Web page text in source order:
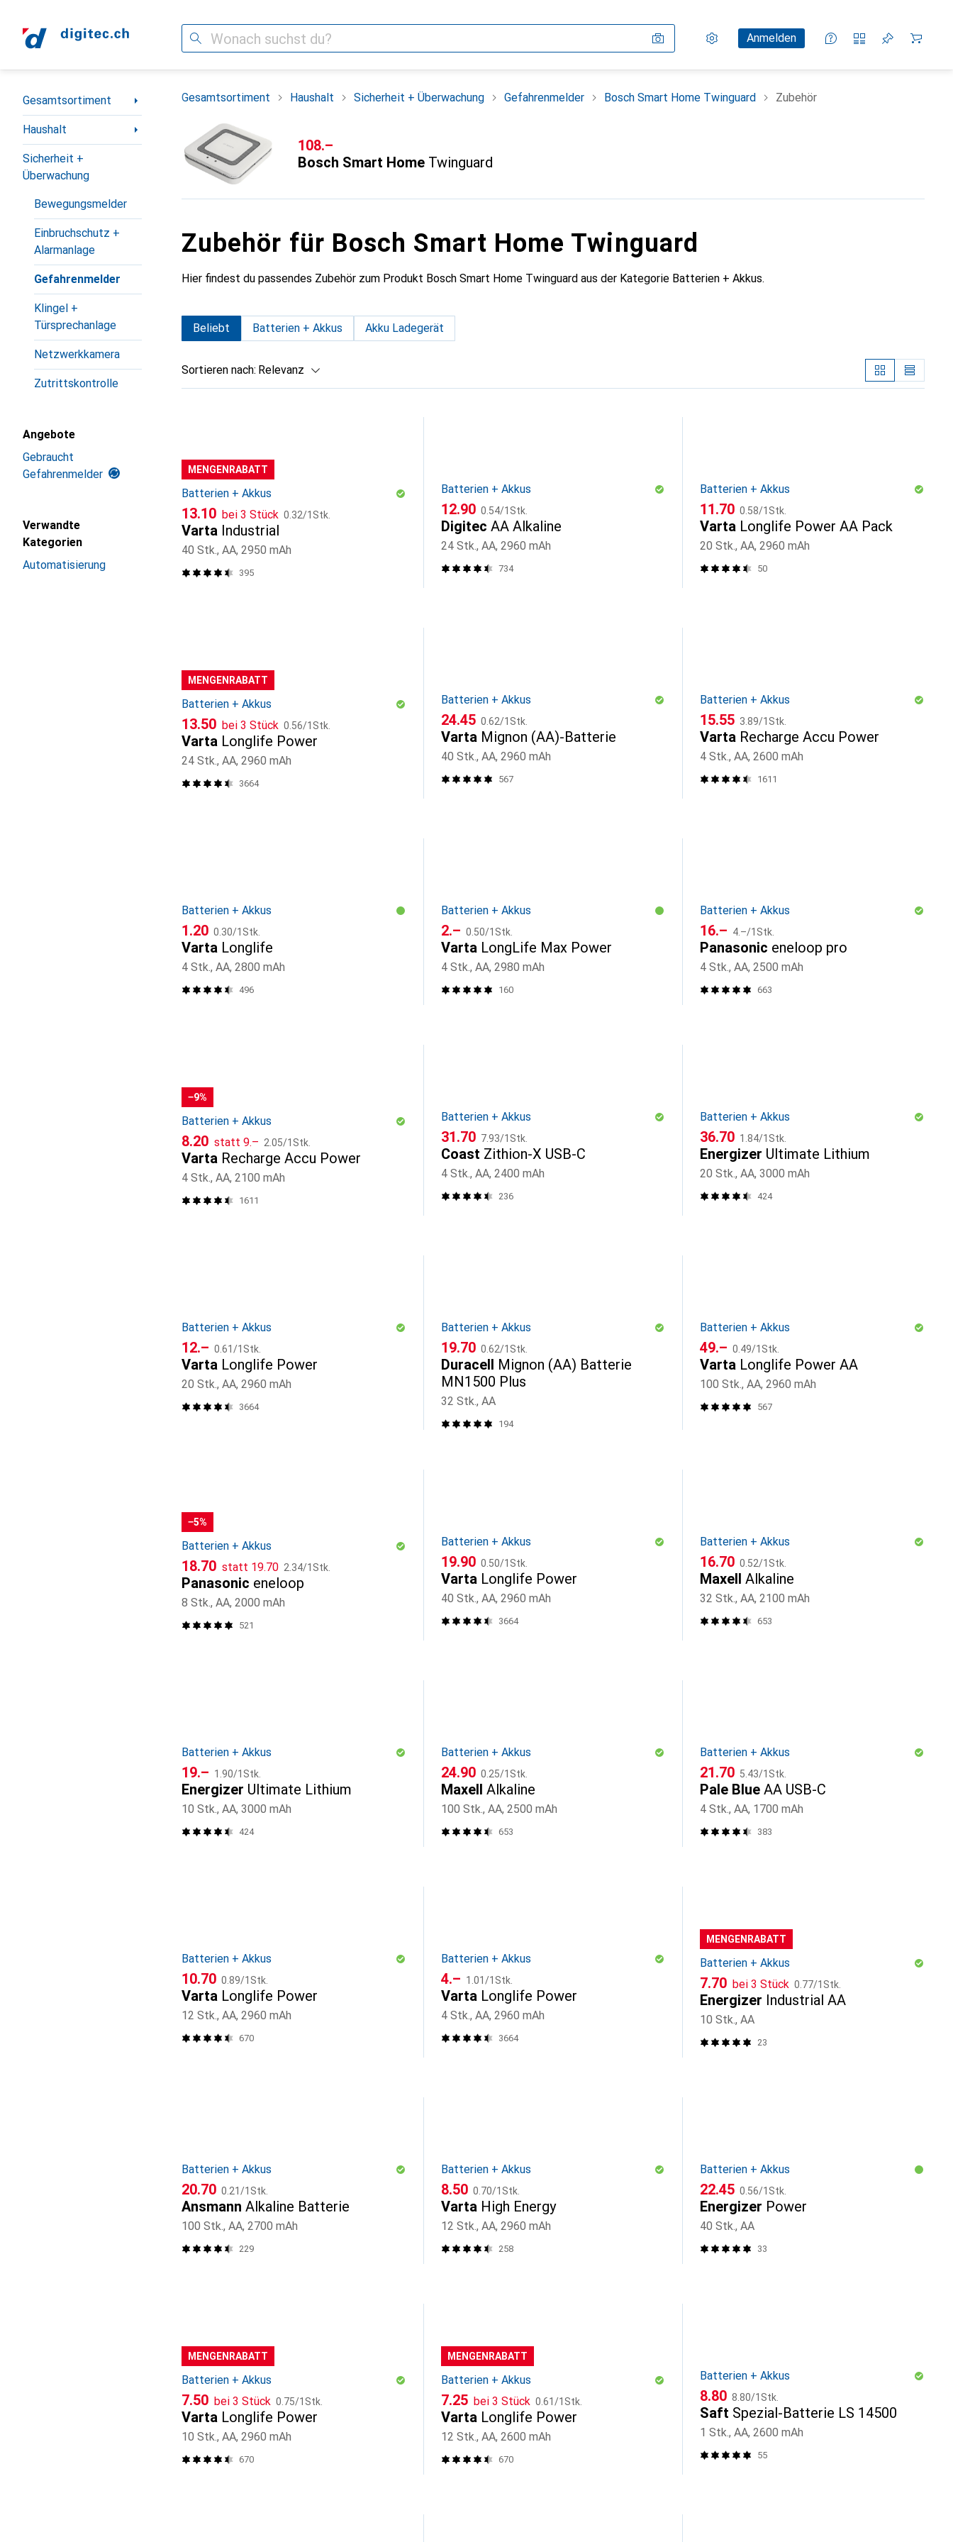
Suche Einstellungen
KundenkontoAnmelden
Vergleichslisten
Merklisten
Warenkorb
Navigation nach Kategorien
Gesamtsortiment
Haushalt
Sicherheit +
Überwachung
Bewegungsmelder
Einbruchschutz +
Alarmanlage
Gefahrenmelder
Klingel +
Türsprechanlage
Netzwerkkamera
Zutrittskontrolle
Angebote
Gebraucht
Gefahrenmelder
Verwandte
Kategorien
Automatisierung
Gesamtsortiment Haushalt Sicherheit + Überwachung Gefahrenmelder Bosch Smart Home Twinguard Zubehör
CHF
108.–
Bosch Smart Home Twinguard
Zubehör für Bosch Smart Home Twinguard
Hier findest du passendes Zubehör zum Produkt Bosch Smart Home Twinguard aus der Kategorie Batterien + Akkus.
Beliebt Batterien + Akkus Akku Ladegerät
Sortieren nach: Relevanz
MENGENRABATT
Batterien + Akkus
CHF
13.10 bei 3 Stück CHF
0.32/1Stk.
Varta Industrial
40 Stk., AA, 2950 mAh
395
Batterien + Akkus
CHF
12.90 CHF
0.54/1Stk.
Digitec AA Alkaline
24 Stk., AA, 2960 mAh
734
Batterien + Akkus
CHF
11.70 CHF
0.58/1Stk.
Varta Longlife Power AA Pack
20 Stk., AA, 2960 mAh
50
MENGENRABATT
Batterien + Akkus
CHF
13.50 bei 3 Stück CHF
0.56/1Stk.
Varta Longlife Power
24 Stk., AA, 2960 mAh
3664
Batterien + Akkus
CHF
24.45 CHF
0.62/1Stk.
Varta Mignon (AA)-Batterie
40 Stk., AA, 2960 mAh
567
Batterien + Akkus
CHF
15.55 CHF
3.89/1Stk.
Varta Recharge Accu Power
4 Stk., AA, 2600 mAh
1611
Batterien + Akkus
CHF
1.20 CHF
0.30/1Stk.
Varta Longlife
4 Stk., AA, 2800 mAh
496
Batterien + Akkus
CHF
2.– CHF
0.50/1Stk.
Varta LongLife Max Power
4 Stk., AA, 2980 mAh
160
Batterien + Akkus
CHF
16.– CHF
4.–/1Stk.
Panasonic eneloop pro
4 Stk., AA, 2500 mAh
663
−9%
Batterien + Akkus
CHF
8.20 statt CHF
9.– CHF
2.05/1Stk.
Varta Recharge Accu Power
4 Stk., AA, 2100 mAh
1611
Batterien + Akkus
CHF
31.70 CHF
7.93/1Stk.
Coast Zithion-X USB-C
4 Stk., AA, 2400 mAh
236
Batterien + Akkus
CHF
36.70 CHF
1.84/1Stk.
Energizer Ultimate Lithium
20 Stk., AA, 3000 mAh
424
Batterien + Akkus
CHF
12.– CHF
0.61 /1Stk.
Varta Longlife Power
20 Stk., AA, 2960 mAh
3664
Batterien + Akkus
CHF
19.70 CHF
0.62/1Stk.
Duracell Mignon (AA) Batterie
MN1500 Plus
32 Stk., AA
194
Batterien + Akkus
CHF
49.– CHF
0.49/1Stk.
Varta Longlife Power AA
100 Stk., AA, 2960 mAh
567
−5%
Batterien + Akkus
CHF
18.70 statt CHF
19.70 CHF
2.34/1Stk.
Panasonic eneloop
8 Stk., AA, 2000 mAh
521
Batterien + Akkus
CHF
19.90 CHF
0.50/1Stk.
Varta Longlife Power
40 Stk., AA, 2960 mAh
3664
Batterien + Akkus
CHF
16.70 CHF
0.52/1Stk.
Maxell Alkaline
32 Stk., AA, 2100 mAh
653
Batterien + Akkus
CHF
19.– CHF
1.90/1Stk.
Energizer Ultimate Lithium
10 Stk., AA, 3000 mAh
424
Batterien + Akkus
CHF
24.90 CHF
0.25/1Stk.
Maxell Alkaline
100 Stk., AA, 2500 mAh
653
Batterien + Akkus
CHF
21.70 CHF
5.43/1Stk.
Pale Blue AA USB-C
4 Stk., AA, 1700 mAh
383
Batterien + Akkus
CHF
10.70 CHF
0.89/1Stk.
Varta Longlife Power
12 Stk., AA, 2960 mAh
670
Batterien + Akkus
CHF
4.– CHF
1.01 /1Stk.
Varta Longlife Power
4 Stk., AA, 2960 mAh
3664
MENGENRABATT
Batterien + Akkus
CHF
7.70 bei 3 Stück CHF
0.77/1Stk.
Energizer Industrial AA
10 Stk., AA
23
Batterien + Akkus
CHF
20.70 CHF
0.21 /1Stk.
Ansmann Alkaline Batterie
100 Stk., AA, 2700 mAh
229
Batterien + Akkus
CHF
8.50 CHF
0.70/1Stk.
Varta High Energy
12 Stk., AA, 2960 mAh
258
Batterien + Akkus
CHF
22.45 CHF
0.56/1Stk.
Energizer Power
40 Stk., AA
33
MENGENRABATT
Batterien + Akkus
CHF
7.50 bei 3 Stück CHF
0.75/1Stk.
Varta Longlife Power
10 Stk., AA, 2960 mAh
670
MENGENRABATT
Batterien + Akkus
CHF
7.25 bei 3 Stück CHF
0.61 /1Stk.
Varta Longlife Power
12 Stk., AA, 2600 mAh
670
Batterien + Akkus
CHF
8.80 CHF
8.80/1Stk.
Saft Spezial-Batterie LS 14500
1 Stk., AA, 2600 mAh
55